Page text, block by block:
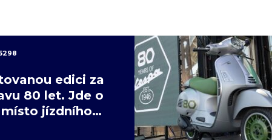
edici za
80 let. Jde o
jízdního